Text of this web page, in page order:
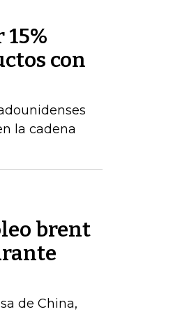
con
la cadena
brent
de China,